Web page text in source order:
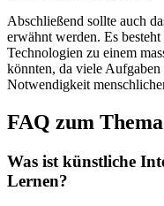
Abschließend sollte auch
erwähnt werden. Es
Technologien zu einem
könnten, da viele
Notwendigkeit
FAQ zum Thema
Was ist künstliche
Lernen?